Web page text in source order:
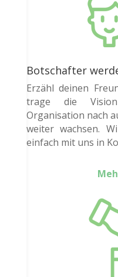
Botschafter
Erzähl deinen
trage die
Organisation nach
weiter wachsen.
einfach mit uns in